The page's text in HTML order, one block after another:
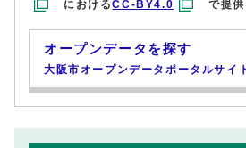
におけるCC-BY4.0 で提供
オープンデータを探す
大阪市オープンデータポータルサイ